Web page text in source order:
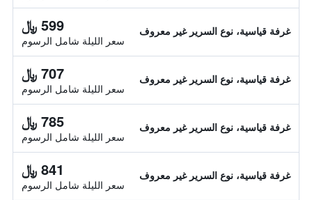
غرفة قياسية، نوع السرير غير معروف 599 ﷼
سعر الليلة شامل الرسوم
غرفة قياسية، نوع السرير غير معروف 707 ﷼
سعر الليلة شامل الرسوم
غرفة قياسية، نوع السرير غير معروف 785 ﷼
سعر الليلة شامل الرسوم
غرفة قياسية، نوع السرير غير معروف 841 ﷼
سعر الليلة شامل الرسوم